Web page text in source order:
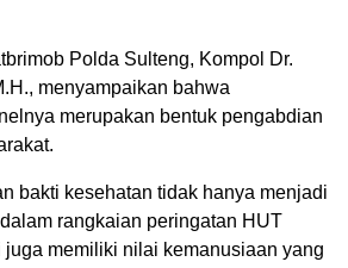
Polda Sulteng, Kompol Dr.
menyampaikan bahwa
merupakan bentuk pengabdian
bakti kesehatan tidak hanya menjadi
rangkaian peringatan HUT
juga memiliki nilai kemanusiaan yang